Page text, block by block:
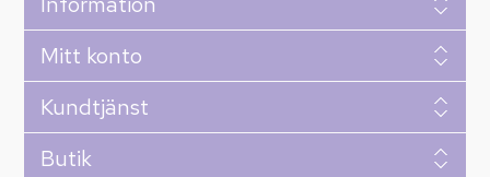
Mitt konto
Kundtjänst
Butik